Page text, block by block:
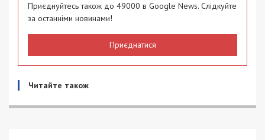
Приєднуйтесь також до 49000 в Google News. Слідкуйте
за останніми новинами!
Приєднатися
Читайте також